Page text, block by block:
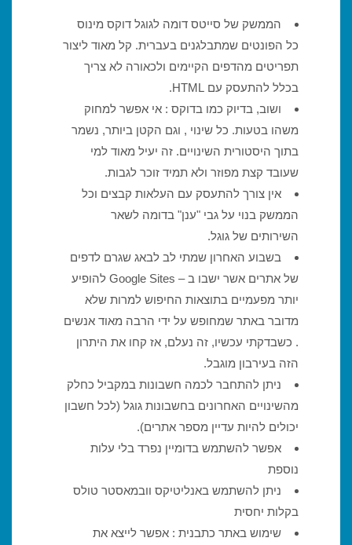
הממשק של סייטס דומה לגוגל דוקס מינוס
כל הפונטים שמתבלגנים בעברית. קל מאוד ליצור
תפריטים מהדפים הקיימים ולכאורה לא צריך
בכלל להתעסק עם HTML.
ושוב, בדיוק כמו בדוקס : אי אפשר למחוק
משהו בטעות. כל שינוי , וגם הקטן ביותר, נשמר
בתוך היסטורית השינויים. זה יעיל מאוד למי
שעובד קצת מפוזר ולא תמיד זוכר לגבות.
אין צורך להתעסק עם העלאות קבצים וכל
הממשק בנוי על גבי "ענן" בדומה לשאר
השירותים של גוגל.
בשבוע האחרון שמתי לב לבאג שגרם לדפים
של אתרים אשר ישבו ב – Google Sites להופיע
יותר מפעמיים בתוצאות החיפוש למרות שלא
מדובר באתר שמחופש על ידי הרבה מאוד אנשים
. כשבדקתי עכשיו, זה נעלם, אז קחו את היתרון
הזה בעירבון מוגבל.
ניתן להתחבר לכמה חשבונות במקביל כחלק
מהשינויים האחרונים בחשבונות גוגל (לכל חשבון
יכולים להיות עדיין מספר אתרים).
אפשר להשתמש בדומיין נפרד בלי עלות
נוספת
ניתן להשתמש באנליטיקס וובמאסטר טולס
בקלות יחסית
שימוש באתר כתבנית : אפשר לייצא את